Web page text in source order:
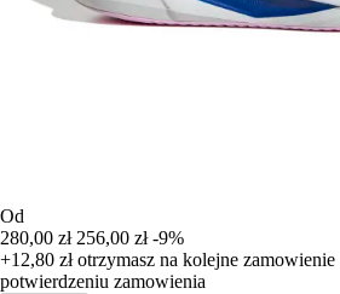
Od
280,00 zł 256,00 zł -9%
+12,80 złotrzymasz na kolejne zamowienie
potwierdzeniu zamowienia